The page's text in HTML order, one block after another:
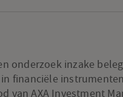
onderzoek inzake
financiële
van AXA Investment